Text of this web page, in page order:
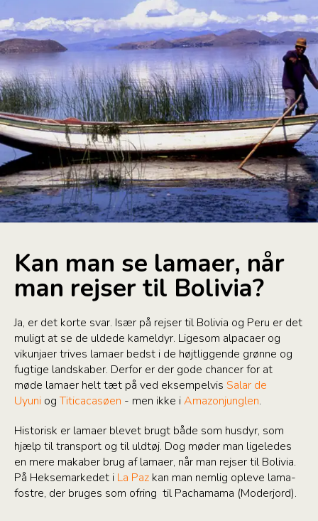
Kan man se lamaer, når
man rejser til Bolivia?
Ja, er det korte svar. Især på rejser til Bolivia og Peru er det
muligt at se de uldede kameldyr. Ligesom alpacaer og
vikunjaer trives lamaer bedst i de højtliggende grønne og
fugtige landskaber. Derfor er der gode chancer for at
møde lamaer helt tæt på ved eksempelvis Salar de
Uyuni ogTiticacasøen - men ikke iAmazonjunglen.
Historisk er lamaer blevet brugt både som husdyr, som
hjælp til transport og til uldtøj. Dog møder man ligeledes
en mere makaber brug af lamaer, når man rejser til Bolivia.
På Heksemarkedet i La Paz kan man nemlig opleve lama-
fostre, der bruges som ofring til Pachamama (Moderjord).